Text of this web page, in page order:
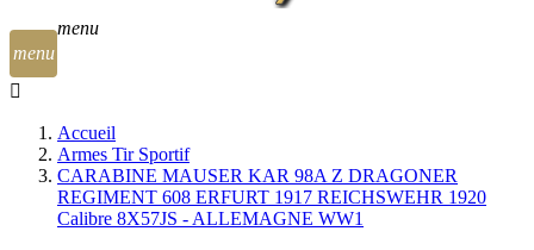
menu
menu
Accueil
Armes Tir Sportif
CARABINE MAUSER KAR 98A Z DRAGONER
REGIMENT 608 ERFURT 1917 REICHSWEHR 1920
Calibre 8X57JS - ALLEMAGNE WW1